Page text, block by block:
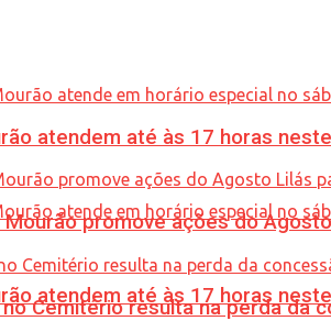
atendem até às 17 horas
atendem até às 17 horas
promove ações do
Cemitério resulta na perda da